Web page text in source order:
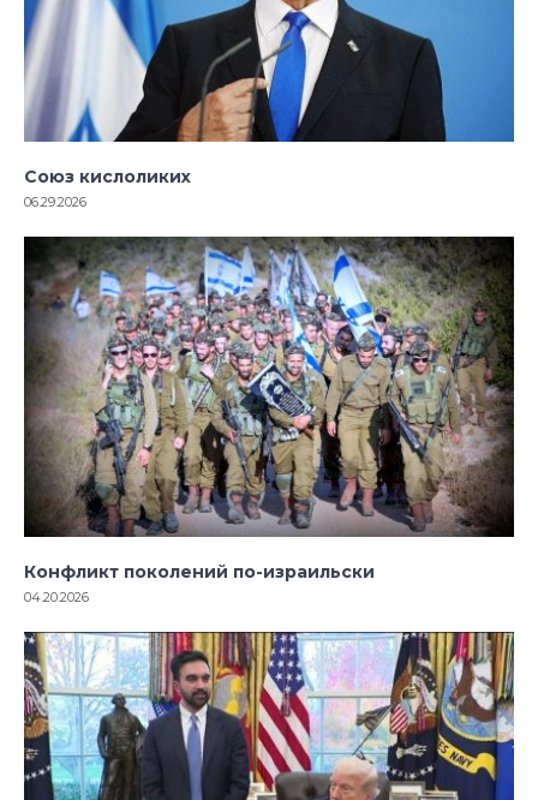
Союз кислоликих
06.29.2026
Конфликт поколений по-израильски
04.20.2026